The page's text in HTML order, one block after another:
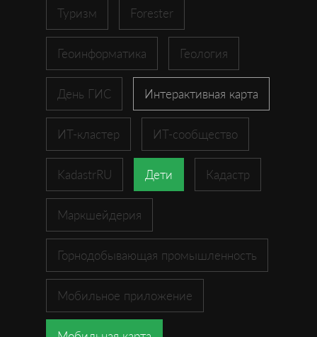
Туризм Forester
Геоинформатика Геология
День ГИС Интерактивная карта
ИТ-кластер ИТ-сообщество
KadastrRU Дети Кадастр
Маркшейдерия
Горнодобывающая промышленность
Мобильное приложение